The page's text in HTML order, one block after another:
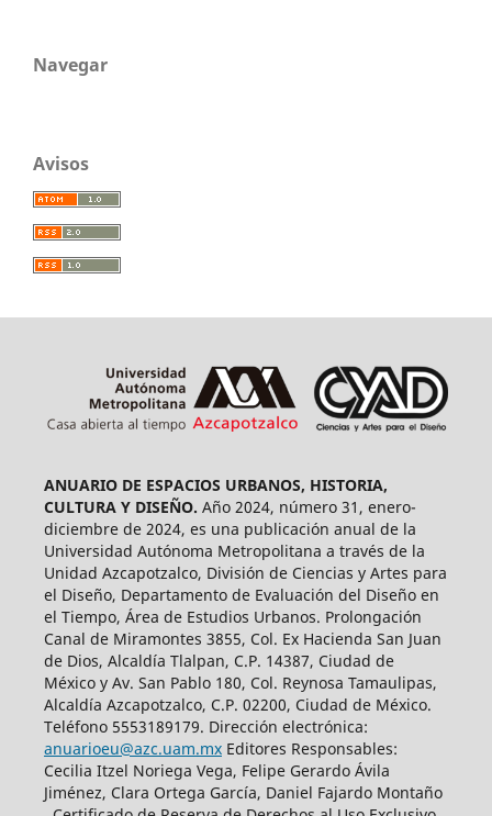
Navegar
Avisos
ANUARIO DE ESPACIOS URBANOS, HISTORIA,
CULTURA Y DISEÑO. Año 2024, número 31, enero-
diciembre de 2024, es una publicación anual de la
Universidad Autónoma Metropolitana a través de la
Unidad Azcapotzalco, División de Ciencias y Artes para
el Diseño, Departamento de Evaluación del Diseño en
el Tiempo, Área de Estudios Urbanos. Prolongación
Canal de Miramontes 3855, Col. Ex Hacienda San Juan
de Dios, Alcaldía Tlalpan, C.P. 14387, Ciudad de
México y Av. San Pablo 180, Col. Reynosa Tamaulipas,
Alcaldía Azcapotzalco, C.P. 02200, Ciudad de México.
Teléfono 5553189179. Dirección electrónica:
anuarioeu@azc.uam.mxEditores Responsables:
Cecilia Itzel Noriega Vega, Felipe Gerardo Ávila
Jiménez, Clara Ortega García, Daniel Fajardo Montaño